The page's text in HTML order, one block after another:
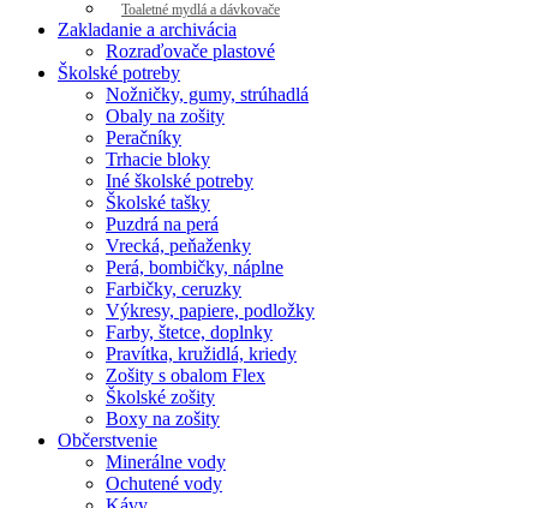
Toaletné mydlá a dávkovače
Zakladanie a archivácia
Rozraďovače plastové
Školské potreby
Nožničky, gumy, strúhadlá
Obaly na zošity
Peračníky
Trhacie bloky
Iné školské potreby
Školské tašky
Puzdrá na perá
Vrecká, peňaženky
Perá, bombičky, náplne
Farbičky, ceruzky
Výkresy, papiere, podložky
Farby, štetce, doplnky
Pravítka, kružidlá, kriedy
Zošity s obalom Flex
Školské zošity
Boxy na zošity
Občerstvenie
Minerálne vody
Ochutené vody